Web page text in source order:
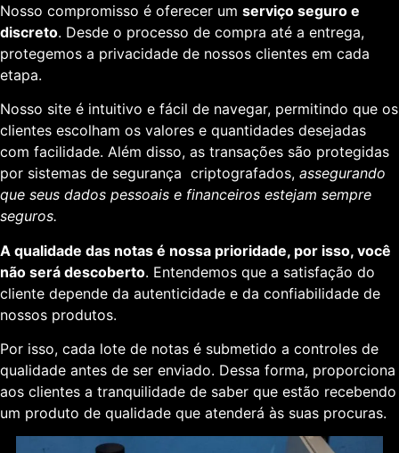
Nosso compromisso é oferecer um serviço seguro e
discreto. Desde o processo de compra até a entrega,
protegemos a privacidade de nossos clientes em cada
etapa.
Nosso site é intuitivo e fácil de navegar, permitindo que os
clientes escolham os valores e quantidades desejadas
com facilidade. Além disso, as transações são protegidas
por sistemas de segurança criptografados, assegurando
que seus dados pessoais e financeiros estejam sempre
seguros.
A qualidade das notas é nossa prioridade, por isso, você
não será descoberto. Entendemos que a satisfação do
cliente depende da autenticidade e da confiabilidade de
nossos produtos.
Por isso, cada lote de notas é submetido a controles de
qualidade antes de ser enviado. Dessa forma, proporciona
aos clientes a tranquilidade de saber que estão recebendo
um produto de qualidade que atenderá às suas procuras.